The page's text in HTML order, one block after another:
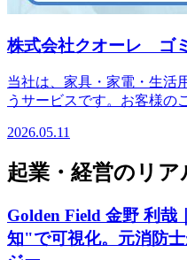
株式会社クオーレ ゴ
当社は、家具・家電・生活
うサービスです。お客様の
2026.05.11
起業・経営のリア
Golden Field 金野 利
知"で可視化。元消防